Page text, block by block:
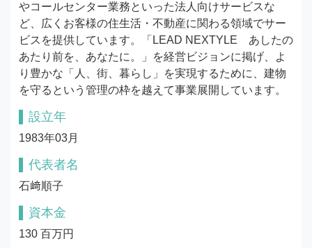
やコールセンター業務といった法人向けサービスな
ど、広くお客様の住生活・不動産に関わる領域でサー
ビスを提供しています。「LEAD NEXTYLE　あしたの
あたり前を、あなたに。」を経営ビジョンに掲げ、よ
り豊かな「人、街、暮らし」を実現するために、建物
を守るという管理の枠を越えて事業展開しています。
設立年
1983年03月
代表者名
石﨑順子
資本金
130 百万円